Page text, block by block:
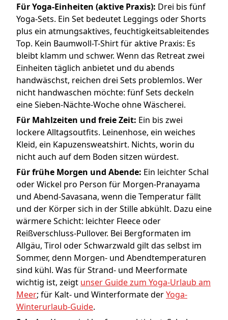
Für Yoga-Einheiten (aktive Praxis): Drei bis fünf
Yoga-Sets. Ein Set bedeutet Leggings oder Shorts
plus ein atmungsaktives, feuchtigkeitsableitendes
Top. Kein Baumwoll-T-Shirt für aktive Praxis: Es
bleibt klamm und schwer. Wenn das Retreat zwei
Einheiten täglich anbietet und du abends
handwäschst, reichen drei Sets problemlos. Wer
nicht handwaschen möchte: fünf Sets deckeln
eine Sieben-Nächte-Woche ohne Wäscherei.
Für Mahlzeiten und freie Zeit: Ein bis zwei
lockere Alltagsoutfits. Leinenhose, ein weiches
Kleid, ein Kapuzensweatshirt. Nichts, worin du
nicht auch auf dem Boden sitzen würdest.
Für frühe Morgen und Abende: Ein leichter Schal
oder Wickel pro Person für Morgen-Pranayama
und Abend-Savasana, wenn die Temperatur fällt
und der Körper sich in der Stille abkühlt. Dazu eine
wärmere Schicht: leichter Fleece oder
Reißverschluss-Pullover. Bei Bergformaten im
Allgäu, Tirol oder Schwarzwald gilt das selbst im
Sommer, denn Morgen- und Abendtemperaturen
sind kühl. Was für Strand- und Meerformate
wichtig ist, zeigt unser Guide zum Yoga-Urlaub am
Meer; für Kalt- und Winterformate derYoga-
Winterurlaub-Guide.